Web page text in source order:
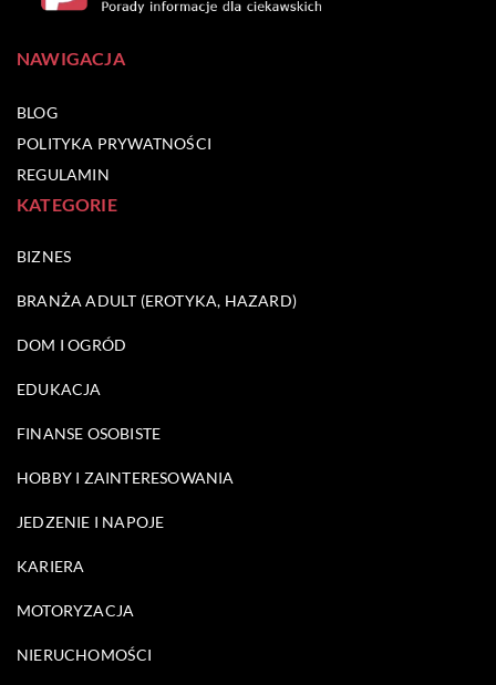
NAWIGACJA
BLOG
POLITYKA PRYWATNOŚCI
REGULAMIN
KATEGORIE
BIZNES
BRANŻA ADULT (EROTYKA, HAZARD)
DOM I OGRÓD
EDUKACJA
FINANSE OSOBISTE
HOBBY I ZAINTERESOWANIA
JEDZENIE I NAPOJE
KARIERA
MOTORYZACJA
NIERUCHOMOŚCI